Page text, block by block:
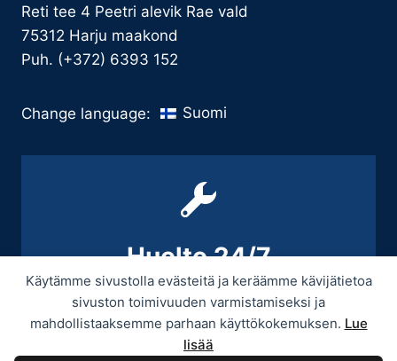
Käytämme sivustolla evästeitä ja keräämme kävijätietoa
sivuston toimivuuden varmistamiseksi ja
mahdollistaaksemme parhaan käyttökokemuksen. Lue
lisää
Reti tee 4 Peetri alevik Rae vald
75312 Harju maakond
Puh. (+372) 6393 152
Change language: Suomi
Huolto 24/7
+358 9 439 3070 / +358 50 545 5664